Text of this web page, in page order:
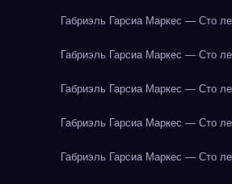
Габриэль Гарсиа Маркес — Сто
Габриэль Гарсиа Маркес — Сто
Габриэль Гарсиа Маркес — Сто
Габриэль Гарсиа Маркес — Сто
Габриэль Гарсиа Маркес — Сто